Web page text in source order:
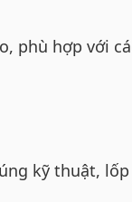
phù hợp với
kỹ thuật,